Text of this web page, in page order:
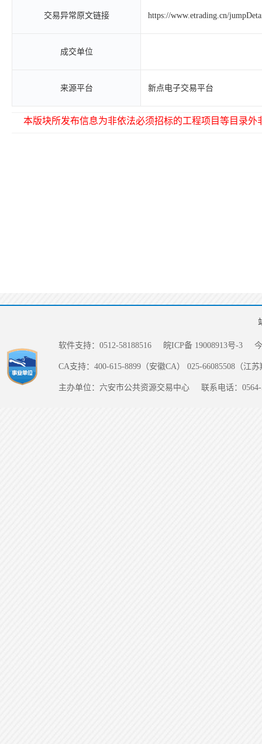
交易异常原文链接 https://www.etrading.cn/
成交单位
来源平台 新点电子交易平台
本版块所发布信息为非依法必须招标的工程项目等目录
软件支持：0512-58188516 皖ICP备 19008913号-3
CA支持：400-615-8899（安徽CA） 025-66085508（江
主办单位：六安市公共资源交易中心 联系电话：0564-